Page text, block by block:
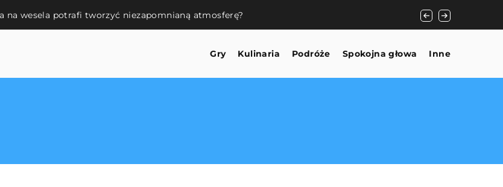
na wesela potrafi tworzyć niezapomnianą atmosferę? Jak
Gry Kulinaria Podróże Spokojna głowa Inne